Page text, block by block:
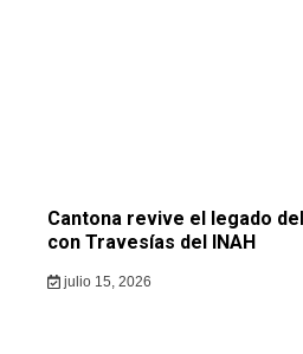
Cantona revive el legado
con Travesías del INAH
julio 15, 2026